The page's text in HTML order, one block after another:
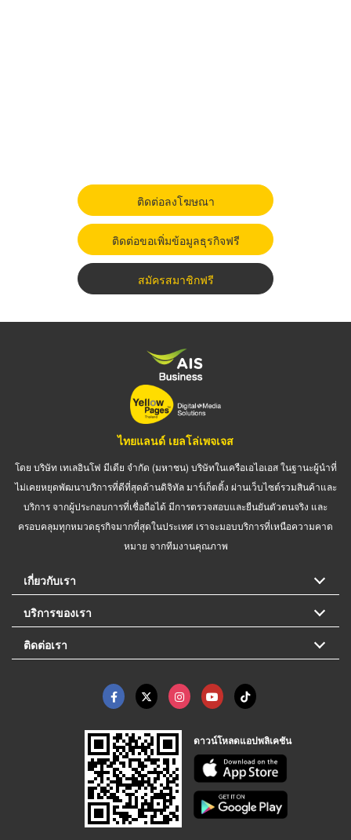
ติดต่อลงโฆษณา
ติดต่อขอเพิ่มข้อมูลธุรกิจฟรี
สมัครสมาชิกฟรี
ไทยแลนด์ เยลโล่เพจเจส
โดย บริษัท เทเลอินโฟ มีเดีย จำกัด (มหาชน) บริษัทในเครือเอไอเอส ในฐานะผู้นำที่
ไม่เคยหยุดพัฒนาบริการที่ดีที่สุดด้านดิจิทัล มาร์เก็ตติ้ง ผ่านเว็บไซต์รวมสินค้าและ
บริการ จากผู้ประกอบการที่เชื่อถือได้ มีการตรวจสอบและยืนยันตัวตนจริง และ
ครอบคลุมทุกหมวดธุรกิจมากที่สุดในประเทศ เราจะมอบบริการที่เหนือความคาด
หมาย จากทีมงานคุณภาพ
เกี่ยวกับเรา
บริการของเรา
ติดต่อเรา
ดาวน์โหลดแอปพลิเคชัน